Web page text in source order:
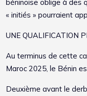
béninoise oblige à des
« initiés » pourraient
UNE QUALIFICATION
Au terminus de cette
Maroc 2025, le Bénin
Deuxième avant le